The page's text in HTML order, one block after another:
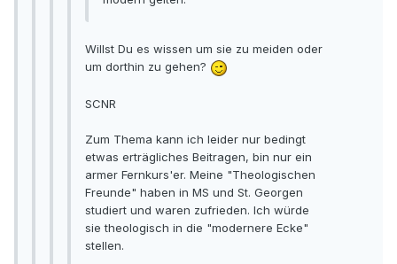
Willst Du es wissen um sie zu meiden oder
um dorthin zu gehen?
SCNR
Zum Thema kann ich leider nur bedingt
etwas erträgliches Beitragen, bin nur ein
armer Fernkurs'er. Meine "Theologischen
Freunde" haben in MS und St. Georgen
studiert und waren zufrieden. Ich würde
sie theologisch in die "modernere Ecke"
stellen.